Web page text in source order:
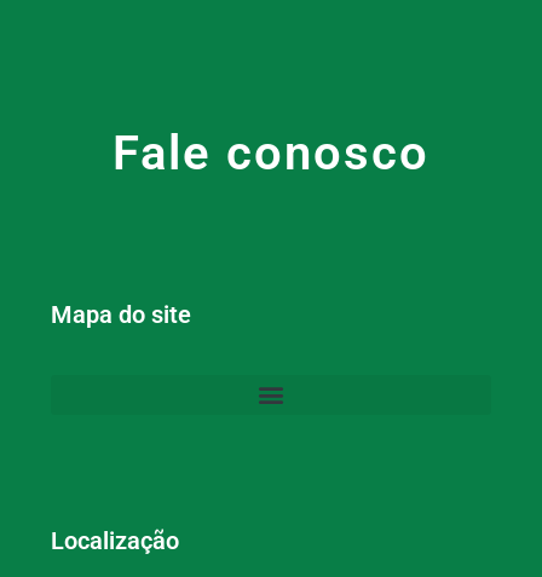
Fale conosco
Mapa do site
Localização